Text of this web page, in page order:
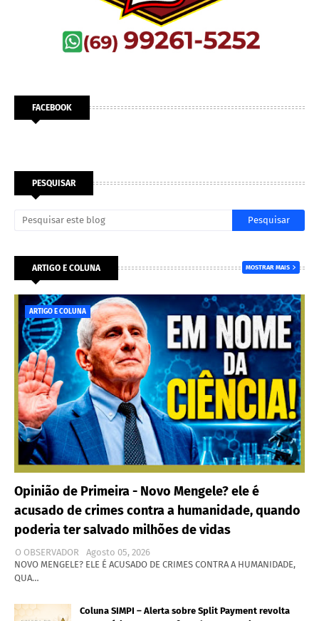
FACEBOOK
PESQUISAR
ARTIGO E COLUNA MOSTRAR MAIS
ARTIGO E COLUNA
Opinião de Primeira - Novo Mengele? ele é
acusado de crimes contra a humanidade, quando
poderia ter salvado milhões de vidas
O OBSERVADOR
Agosto 05, 2026
NOVO MENGELE? ELE É ACUSADO DE CRIMES CONTRA A HUMANIDADE,
QUA…
Coluna SIMPI – Alerta sobre Split Payment revolta